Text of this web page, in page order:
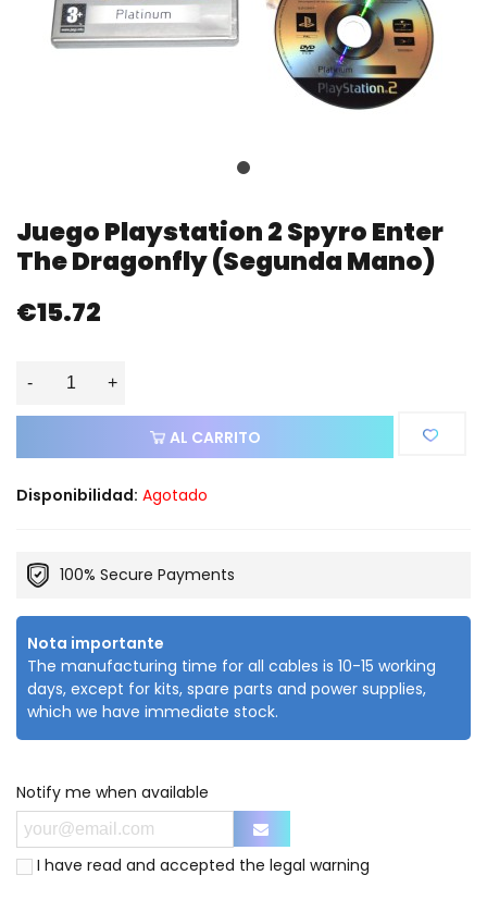
Juego Playstation 2 Spyro Enter
The Dragonfly (segunda Mano)
€15.72
- +
AL CARRITO
Disponibilidad: Agotado
100% Secure Payments
Nota importante
The manufacturing time for all cables is 10-15 working
days, except for kits, spare parts and power supplies,
which we have immediate stock.
Notify me when available
I have read and accepted the legal warning